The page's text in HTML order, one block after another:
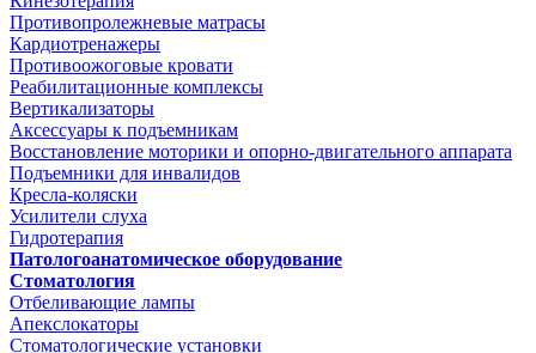
Противопролежневые матрасы
Кардиотренажеры
Противоожоговые кровати
Реабилитационные комплексы
Вертикализаторы
Аксессуары к подъемникам
Восстановление моторики и опорно-двигательного аппарата
Подъемники для инвалидов
Кресла-коляски
Усилители слуха
Гидротерапия
Патологоанатомическое оборудование
Стоматология
Отбеливающие лампы
Апекслокаторы
Стоматологические установки